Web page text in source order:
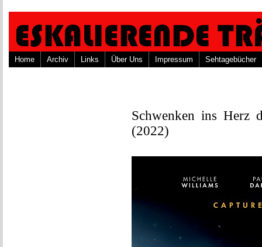
Home Archiv Links Über Uns Impressum Sehtagebücher
Schwenken ins Herz
(2022)